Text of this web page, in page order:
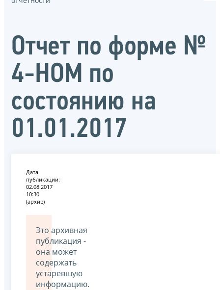
Отчет по форме №
4-НОМ по
состоянию на
01.01.2017
Дата
публикации:
02.08.2017
10:30
(архив)
Это архивная
публикация -
она может
содержать
устаревшую
информацию.